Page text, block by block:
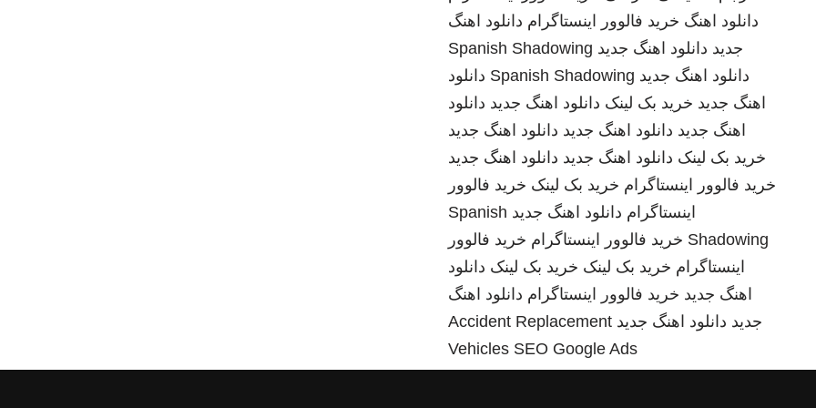
دانلود اهنگ خرید فالوور اینستاگرام دانلود اهنگ
جدید دانلود اهنگ جدید Spanish Shadowing
دانلود اهنگ جدید Spanish Shadowing دانلود
اهنگ جدید خرید بک لینک دانلود اهنگ جدید دانلود
اهنگ جدید دانلود اهنگ جدید دانلود اهنگ جدید
خرید بک لینک دانلود اهنگ جدید دانلود اهنگ جدید
خرید فالوور اینستاگرام خرید بک لینک خرید فالوور
اینستاگرام دانلود اهنگ جدید Spanish
Shadowing خرید فالوور اینستاگرام خرید فالوور
اینستاگرام خرید بک لینک خرید بک لینک دانلود
اهنگ جدید خرید فالوور اینستاگرام دانلود اهنگ
جدید دانلود اهنگ جدید Accident Replacement
Vehicles SEO Google Ads